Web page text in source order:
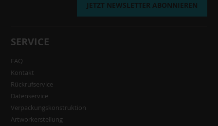
JETZT NEWSLETTER ABONNIEREN
SERVICE
FAQ
Kontakt
Rückrufservice
Datenservice
Verpackungskonstruktion
Artworkerstellung